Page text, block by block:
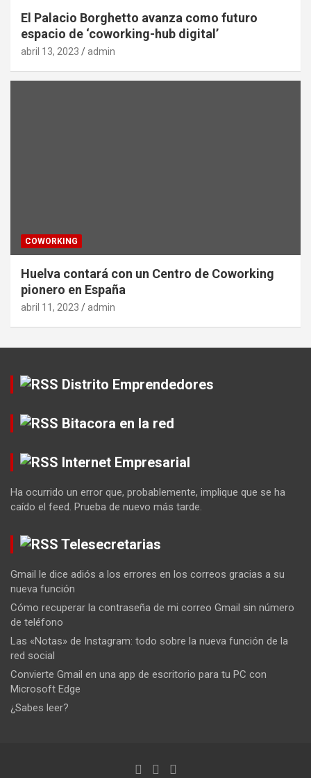
El Palacio Borghetto avanza como futuro
espacio de ‘coworking-hub digital’
abril 13, 2023 admin
COWORKING
Huelva contará con un Centro de Coworking
pionero en España
abril 11, 2023 admin
Distrito Emprendedores
Bitacora en la red
Internet Empresarial
Ha ocurrido un error que, probablemente, implique que se ha
caído el feed. Prueba de nuevo más tarde.
Telesecretarias
Gmail le dice adiós a los errores en los correos gracias a su
nueva función
Cómo recuperar la contraseña de mi correo Gmail sin número
de teléfono
Las «Notas» de Instagram: todo sobre la nueva función de la
red social
Convierte Gmail en una app de escritorio para tu PC con
Microsoft Edge
¿Sabes leer?